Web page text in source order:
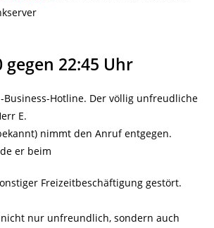
gegen 22:45 Uhr
Business-Hotline. Der völlig unfreudliche
E.
nimmt den Anruf entgegen.
er beim
Freizeitbeschäftigung gestört.
nur unfreundlich, sondern auch